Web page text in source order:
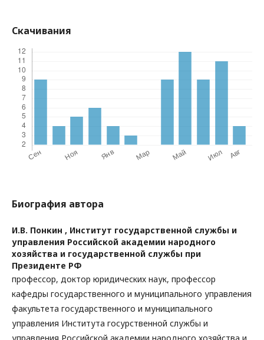
Скачивания
Биография автора
И.В. Понкин , Институт государственной службы и
управления Российской академии народного
хозяйства и государственной службы при
Президенте РФ
профессор, доктор юридических наук, профессор
кафедры государственного и муниципального управления
факультета государственного и муниципального
управления Института госурственной службы и